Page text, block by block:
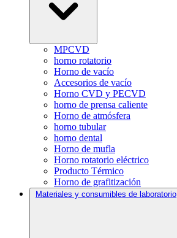
MPCVD
horno rotatorio
Horno de vacío
Accesorios de vacío
Horno CVD y PECVD
horno de prensa caliente
Horno de atmósfera
horno tubular
horno dental
Horno de mufla
Horno rotatorio eléctrico
Producto Térmico
Horno de grafitización
Materiales y consumibles de laboratorio